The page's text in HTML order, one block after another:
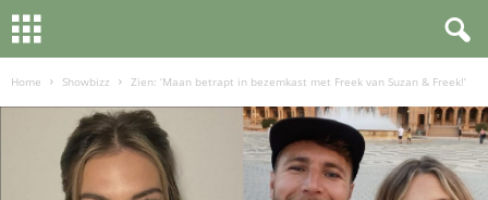
Home Showbizz Zien: ‘Maan betrapt in bezemkast met Freek van Suzan & Freek!’